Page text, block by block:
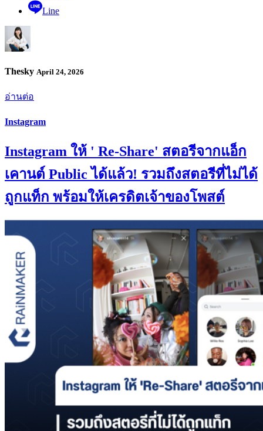
Line
Thesky April 24, 2026
อ่านต่อ
Instagram
Instagram ให้ ' Re-Share' สตอรีจากแอ็ก
เคานต์ Public ได้แล้ว! รวมถึงสตอรีที่ไม่ได้
ถูกแท็ก พร้อมให้เครดิตเจ้าของโพสต์